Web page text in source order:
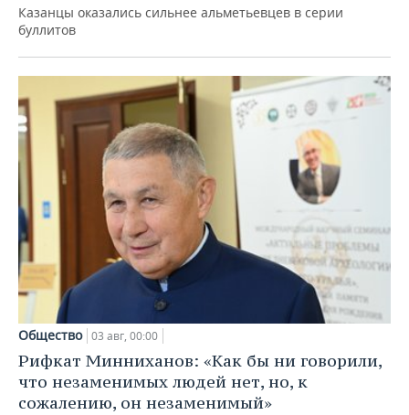
Казанцы оказались сильнее альметьевцев в серии
буллитов
Общество 03 авг, 00:00
Рифкат Минниханов: «Как бы ни говорили,
что незаменимых людей нет, но, к
сожалению, он незаменимый»